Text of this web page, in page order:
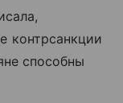
контрсанкции
способны